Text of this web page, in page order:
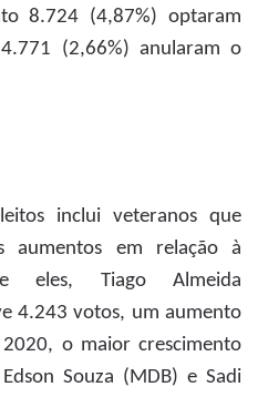
8.724 (4,87%) optaram
(2,66%) anularam o
inclui veteranos que
aumentos em relação à
eles, Tiago Almeida
4.243 votos, um aumento
o maior crescimento
Souza (MDB) e Sadi